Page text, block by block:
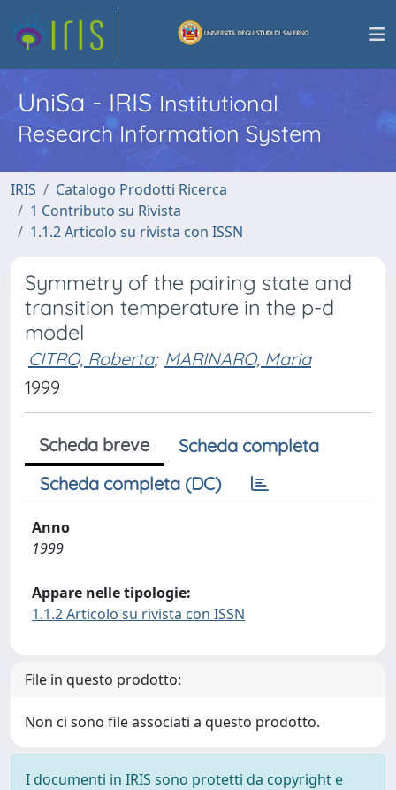
UniSa - IRISInstitutional
Research Information System
IRIS
Catalogo Prodotti Ricerca
1 Contributo su Rivista
1.1.2 Articolo su rivista con ISSN
Symmetry of the pairing state and
transition temperature in the p-d
model
CITRO, Roberta; MARINARO, Maria
1999
Scheda breve
Scheda completa
Scheda completa (DC)
Anno
1999
Appare nelle tipologie:
1.1.2 Articolo su rivista con ISSN
File in questo prodotto:
Non ci sono file associati a questo prodotto.
I documenti in IRIS sono protetti da copyright e